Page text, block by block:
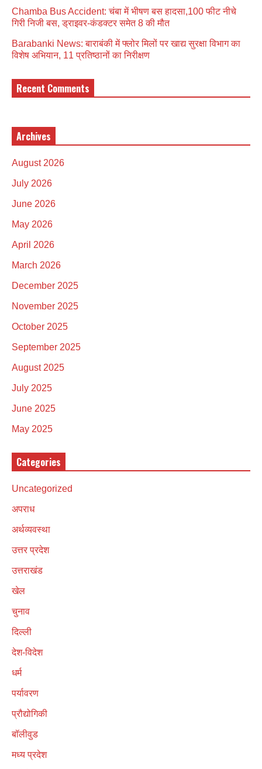
Chamba Bus Accident: चंबा में भीषण बस हादसा,100 फीट नीचे
गिरी निजी बस, ड्राइवर-कंडक्टर समेत 8 की मौत
Barabanki News: बाराबंकी में फ्लोर मिलों पर खाद्य सुरक्षा विभाग का
विशेष अभियान, 11 प्रतिष्ठानों का निरीक्षण
Recent Comments
Archives
August 2026
July 2026
June 2026
May 2026
April 2026
March 2026
December 2025
November 2025
October 2025
September 2025
August 2025
July 2025
June 2025
May 2025
Categories
Uncategorized
अपराध
अर्थव्यवस्था
उत्तर प्रदेश
उत्तराखंड
खेल
चुनाव
दिल्ली
देश-विदेश
धर्म
पर्यावरण
प्रौद्योगिकी
बॉलीवुड
मध्य प्रदेश